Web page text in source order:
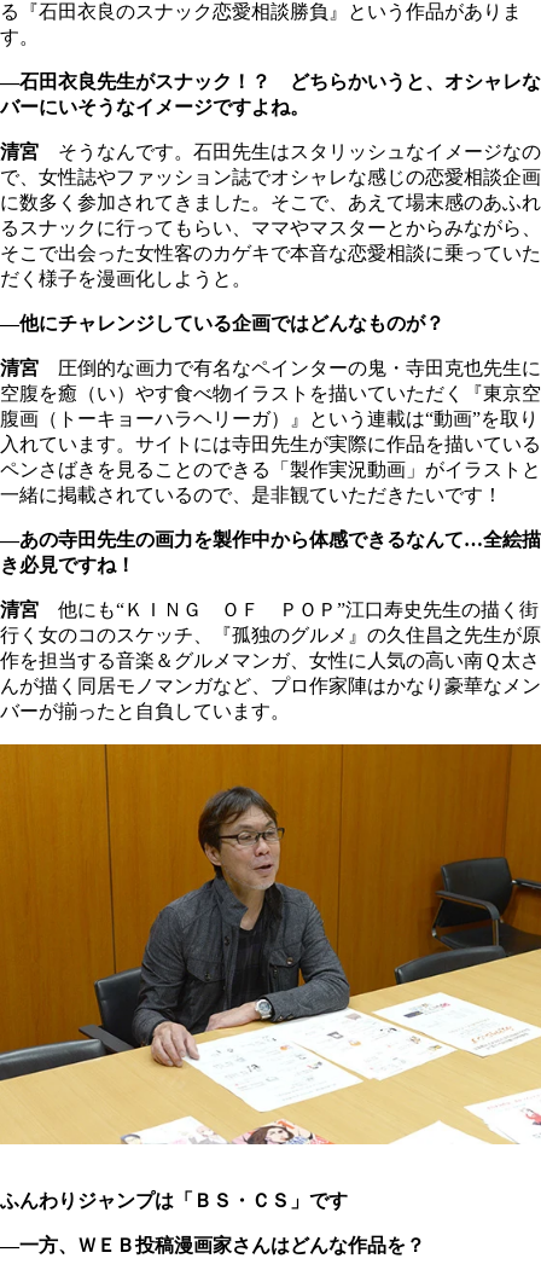
る『石田衣良のスナック恋愛相談勝負』という作品がありま
す。
―石田衣良先生がスナック！？ どちらかいうと、オシャレな
バーにいそうなイメージですよね。
清宮 そうなんです。石田先生はスタリッシュなイメージなの
で、女性誌やファッション誌でオシャレな感じの恋愛相談企画
に数多く参加されてきました。そこで、あえて場末感のあふれ
るスナックに行ってもらい、ママやマスターとからみながら、
そこで出会った女性客のカゲキで本音な恋愛相談に乗っていた
だく様子を漫画化しようと。
―他にチャレンジしている企画ではどんなものが？
清宮 圧倒的な画力で有名なペインターの鬼・寺田克也先生に
空腹を癒（い）やす食べ物イラストを描いていただく『東京空
腹画（トーキョーハラヘリーガ）』という連載は“動画”を取り
入れています。サイトには寺田先生が実際に作品を描いている
ペンさばきを見ることのできる「製作実況動画」がイラストと
一緒に掲載されているので、是非観ていただきたいです！
―あの寺田先生の画力を製作中から体感できるなんて…全絵描
き必見ですね！
清宮 他にも“ＫＩＮＧ ＯＦ ＰＯＰ”江口寿史先生の描く街
行く女のコのスケッチ、『孤独のグルメ』の久住昌之先生が原
作を担当する音楽＆グルメマンガ、女性に人気の高い南Ｑ太さ
んが描く同居モノマンガなど、プロ作家陣はかなり豪華なメン
バーが揃ったと自負しています。
ふんわりジャンプは「ＢＳ・ＣＳ」です
―一方、ＷＥＢ投稿漫画家さんはどんな作品を？